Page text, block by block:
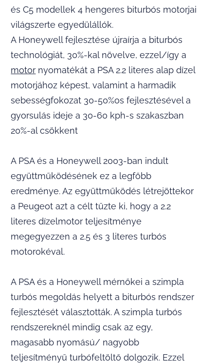
és C5 modellek 4 hengeres biturbós motorjai
világszerte egyedülállók.
A Honeywell fejlesztése újraírja a biturbós
technológiát, 30%-kal növelve, ezzel/így a
motor nyomatékát a PSA 2.2 literes alap dízel
motorjához képest, valamint a harmadik
sebességfokozat 30-50%os fejlesztésével a
gyorsulás ideje a 30-60 kph-s szakaszban
20%-al csökkent
A PSA és a Honeywell 2003-ban indult
együttműködésének ez a legfőbb
eredménye. Az együttműködés létrejöttekor
a Peugeot azt a célt tűzte ki, hogy a 2.2
literes dízelmotor teljesítménye
megegyezzen a 2.5 és 3 literes turbós
motorokéval.
A PSA és a Honeywell mérnőkei a szimpla
turbós megoldás helyett a biturbós rendszer
fejlesztését választották. A szimpla turbós
rendszereknél mindig csak az egy,
magasabb nyomású/ nagyobb
teljesítményű turbófeltöltő dolgozik. Ezzel